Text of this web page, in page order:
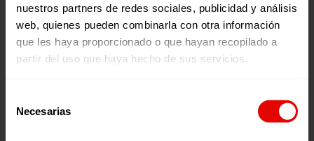
nuestros partners de redes sociales, publicidad y análisis
web, quienes pueden combinarla con otra información
que les haya proporcionado o que hayan recopilado a
partir del uso que haya hecho de sus servicios.
Necesarias
Justicia Socioambiental
Xapontic desafía la realidad tan dura que enfrentan los